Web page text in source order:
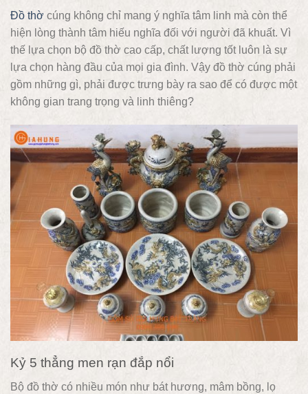
Đồ thờ cúng không chỉ mang ý nghĩa tâm linh mà còn thể
hiện lòng thành tâm hiếu nghĩa đối với người đã khuất. Vì
thế lựa chọn bộ đồ thờ cao cấp, chất lượng tốt luôn là sự
lựa chọn hàng đầu của mọi gia đình. Vậy đồ thờ cúng phải
gồm những gì, phải được trưng bày ra sao để có được một
không gian trang trọng và linh thiêng?
Kỷ 5 thẳng men rạn đắp nổi
Bộ đồ thờ có nhiều món như bát hương, mâm bồng, lọ